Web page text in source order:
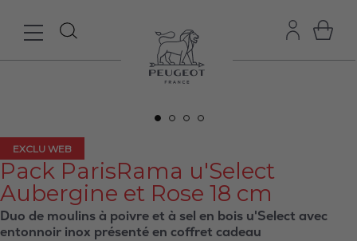
Pack ParisRama u'Select
Aubergine et Rose 18 cm
EXCLU WEB
Duo de moulins à poivre et à sel en bois u'Select avec
entonnoir inox présenté en coffret cadeau